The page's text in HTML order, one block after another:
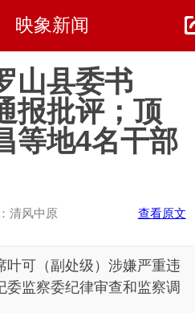
映象新闻
山县委书
报批评；顶
等地4名干部
清风中原 查看原文
叶可（副处级）涉嫌严重违
监察委纪律审查和监察调